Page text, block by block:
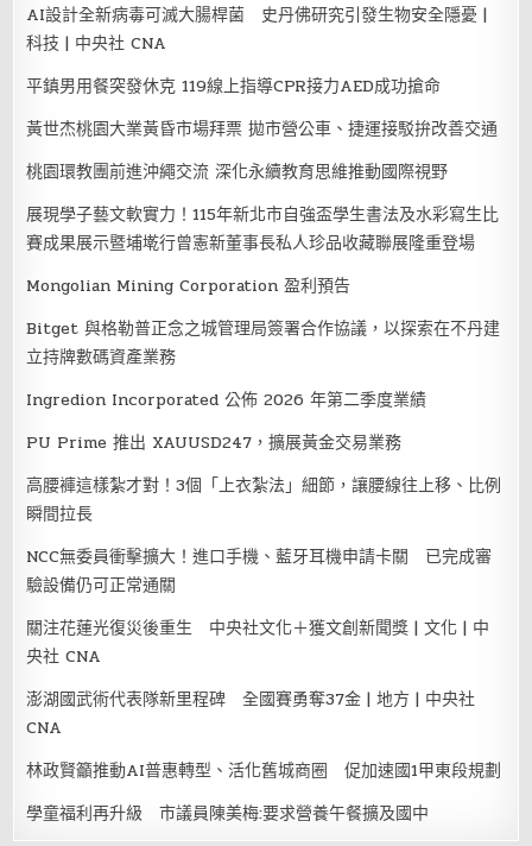
AI設計全新病毒可滅大腸桿菌 史丹佛研究引發生物安全隱憂 |
科技 | 中央社 CNA
平鎮男用餐突發休克 119線上指導CPR接力AED成功搶命
黃世杰桃園大業黃昏市場拜票 拋市營公車、捷運接駁拚改善交通
桃園環教團前進沖繩交流 深化永續教育思維推動國際視野
展現學子藝文軟實力！115年新北市自強盃學生書法及水彩寫生比
賽成果展示暨埔墘行曾憲新董事長私人珍品收藏聯展隆重登場
Mongolian Mining Corporation 盈利預告
Bitget 與格勒普正念之城管理局簽署合作協議，以探索在不丹建
立持牌數碼資產業務
Ingredion Incorporated 公佈 2026 年第二季度業績
PU Prime 推出 XAUUSD247，擴展黃金交易業務
高腰褲這樣紮才對！3個「上衣紮法」細節，讓腰線往上移、比例
瞬間拉長
NCC無委員衝擊擴大！進口手機、藍牙耳機申請卡關 已完成審
驗設備仍可正常通關
關注花蓮光復災後重生 中央社文化＋獲文創新聞獎 | 文化 | 中
央社 CNA
澎湖國武術代表隊新里程碑 全國賽勇奪37金 | 地方 | 中央社
CNA
林政賢籲推動AI普惠轉型、活化舊城商圈 促加速國1甲東段規劃
學童福利再升級 市議員陳美梅:要求營養午餐擴及國中